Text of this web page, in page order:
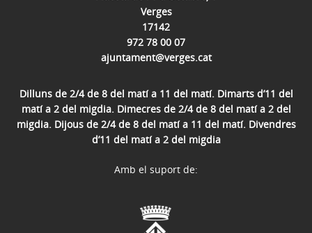
Verges
17142
972 78 00 07
ajuntament@verges.cat
Dilluns de 2/4 de 8 del matí a 11 del matí. Dimarts d’11 del
matí a 2 del migdia. Dimecres de 2/4 de 8 del matí a 2 del
migdia. Dijous de 2/4 de 8 del matí a 11 del matí. Divendres
d’11 del matí a 2 del migdia
Amb el suport de: